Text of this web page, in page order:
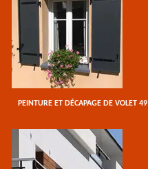
PEINTURE ET DÉCAPAGE DE VOLET 49